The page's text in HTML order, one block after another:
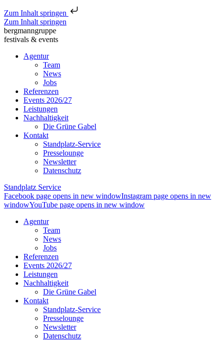
Zum Inhalt springen
Zum Inhalt springen
bergmanngruppe
festivals & events
Agentur
Team
News
Jobs
Referenzen
Events 2026/27
Leistungen
Nachhaltigkeit
Die Grüne Gabel
Kontakt
Standplatz-Service
Presselounge
Newsletter
Datenschutz
Standplatz Service
Facebook page opens in new windowInstagram page opens in new
windowYouTube page opens in new window
Agentur
Team
News
Jobs
Referenzen
Events 2026/27
Leistungen
Nachhaltigkeit
Die Grüne Gabel
Kontakt
Standplatz-Service
Presselounge
Newsletter
Datenschutz